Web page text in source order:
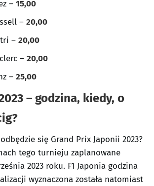
– 15,00
– 20,00
– 20,00
– 20,00
– 25,00
– godzina, kiedy, o
się Grand Prix Japonii 2023?
tego turnieju zaplanowane
2023 roku. F1 Japonia godzina
wyznaczona została natomiast